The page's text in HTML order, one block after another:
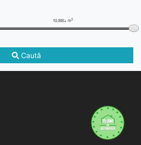
10.000+ m2
Caută